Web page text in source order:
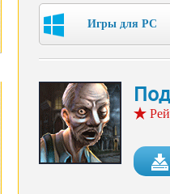
Игры для PC